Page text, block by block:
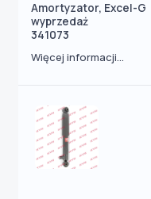
Amortyzator, Excel-G
wyprzedaż
341073
Więcej informacji...